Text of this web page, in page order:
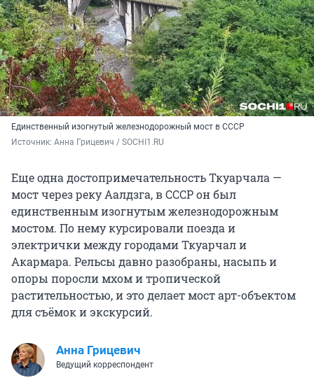
Единственный изогнутый железнодорожный мост в СССР
Источник: Анна Грицевич / SOCHI1.RU
Еще одна достопримечательность Ткуарчала —
мост через реку Аалдзга, в СССР он был
единственным изогнутым железнодорожным
мостом. По нему курсировали поезда и
электрички между городами Ткуарчал и
Акармара. Рельсы давно разобраны, насыпь и
опоры поросли мхом и тропической
растительностью, и это делает мост арт-объектом
для съёмок и экскурсий.
Анна Грицевич
Ведущий корреспондент